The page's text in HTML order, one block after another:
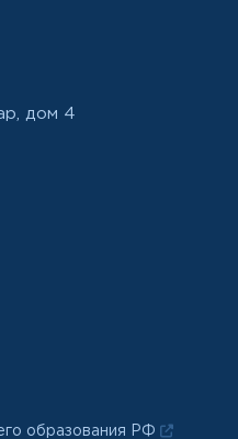
дом 4
образования РФ